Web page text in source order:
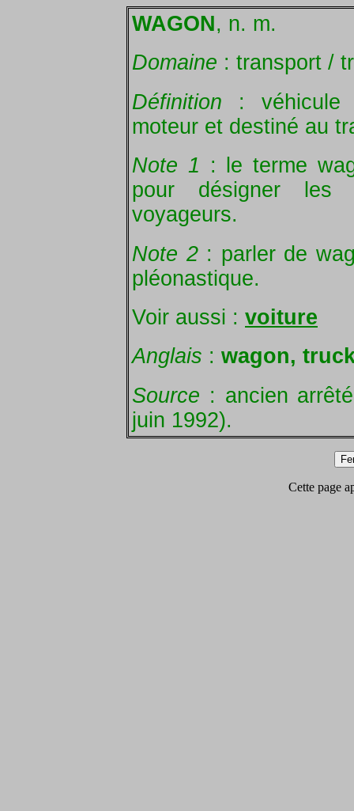
WAGON, n. m.
Domaine : transport /
Définition : véhicule
moteur et destiné au
Note 1 : le terme
pour désigner les
voyageurs.
Note 2: parler de
pléonastique.
Voir aussi : voiture
Anglais : wagon,
Source : ancien
juin 1992).
Cette page